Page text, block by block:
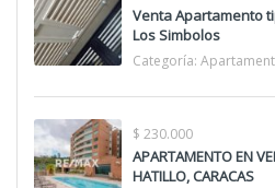
Venta Apartamento
Los Simbolos
Categoría:
$ 230.000
APARTAMENTO EN
HATILLO, CARACAS